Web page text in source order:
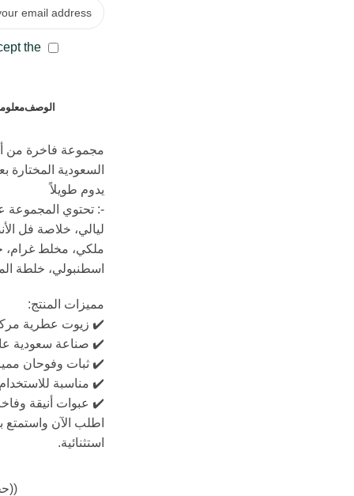
the
الوصف
مجموعة فاخرة من
السعودية المختارة
يدوم طويلاً
-: تحتوي المجموعة على 8
ليالي، خلاصة فل
ملكي، مخلط غرام،
اسطنبولي، خلطة
مميزات المنتج:
✔️ زيوت عطرية
✔️ صناعة سعودية
✔️ ثبات وفوحان
✔️ مناسبة للاستخدام
✔️ عبوات أنيقة
اطلب الآن واستمتع
استثنائية.